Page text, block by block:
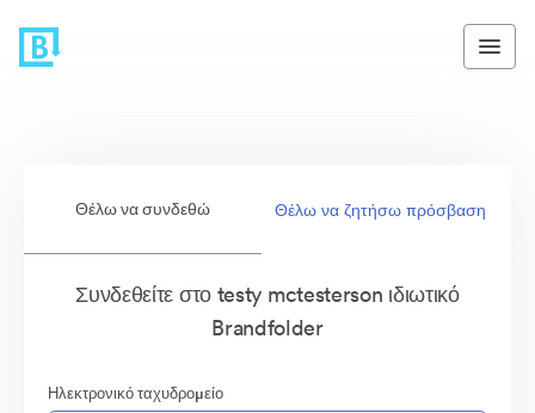
Θέλω να συνδεθώ Θέλω να ζητήσω πρόσβαση
Συνδεθείτε στο testy mctesterson ιδιωτικό
Brandfolder
Ηλεκτρονικό ταχυδρομείο